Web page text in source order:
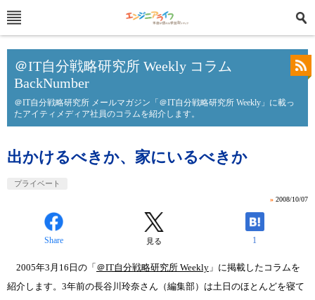
＠IT自分戦略研究所 Weekly コラム
BackNumber
＠IT自分戦略研究所 メールマガジン「＠IT自分戦略研究所 Weekly」に載っ
たアイティメディア社員のコラムを紹介します。
出かけるべきか、家にいるべきか
プライベート
» 2008/10/07
Share 見る 1
2005年3月16日の「 ＠IT自分戦略研究所 Weekly 」に掲載したコラムを
紹介します。3年前の長谷川玲奈さん（編集部）は土日のほとんどを寝て